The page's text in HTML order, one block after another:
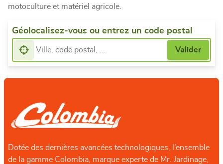
motoculture et matériel agricole.
Géolocalisez-vous ou entrez un code postal
Dotée des dernières avancées technologiques, l’ensemble
de la gamme Colombia, marque experte de Mr. Jardinage,